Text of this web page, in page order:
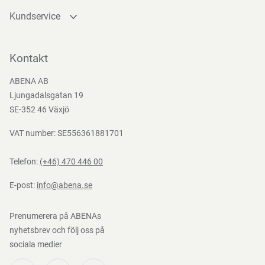
Kundservice
Bli kund
Nedladdningar
Kontakt
ABENA AB
Ljungadalsgatan 19
SE-352 46 Växjö
VAT number: SE556361881701
Telefon: (+46) 470 446 00
E-post: info@abena.se
Prenumerera på ABENAs
nyhetsbrev och följ oss på
sociala medier